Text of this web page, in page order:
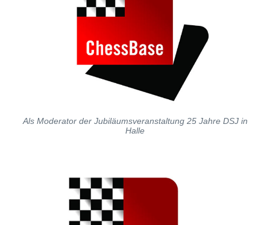
Als Moderator der Jubiläumsveranstaltung 25 Jahre DSJ in
Halle